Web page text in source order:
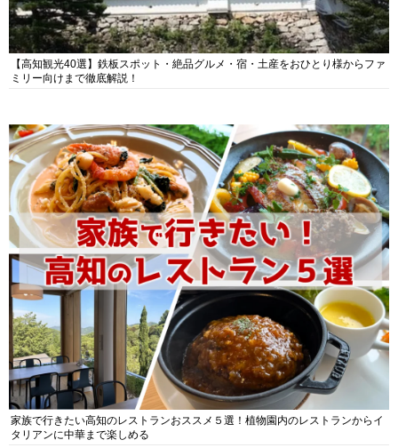
【高知観光40選】鉄板スポット・絶品グルメ・宿・土産をおひとり様からファ
ミリー向けまで徹底解説！
家族で行きたい高知のレストランおススメ５選！植物園内のレストランからイ
タリアンに中華まで楽しめる